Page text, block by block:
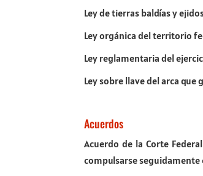
Ley de tierras baldías y
Ley orgánica del territorio
Ley reglamentaria del
Ley sobre llave del arca que
Acuerdos
Acuerdo de la Corte
compulsarse seguidamente